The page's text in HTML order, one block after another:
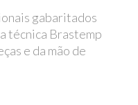
gabaritados
técnica Brastemp
e da mão de